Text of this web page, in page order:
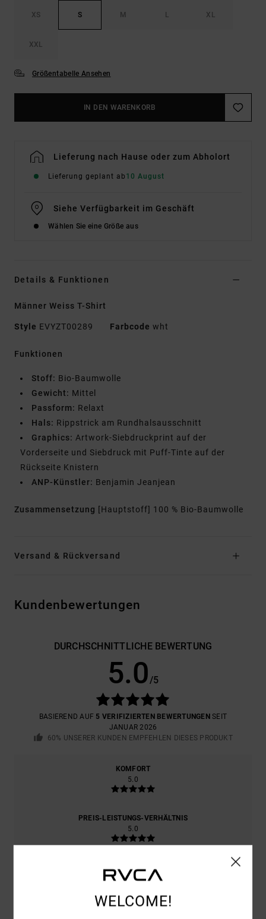
XS S M L XL
XXL
Größentabelle Ansehen
IN DEN WARENKORB
Lieferung nach Hause oder zum Abholort
Lieferung geplant ab 10 August
Siehe Verfügbarkeit im Geschäft
Wählen Sie eine Größe aus
Details & Funktionen
Männer Weiss T-Shirt
Style EVYZT00289 Farbcode wht
Funktionen
Stoff: Bio-Baumwolle
Gewicht: Mittel
Passform: Relaxt
Hals: Rippstrick am Rundhalsausschnitt
Graphics: Artwork-Siebdruckprint auf der
Vorderseite und Siebdruck mit Puff-Tinte auf der
Rückseite Knistern
ANP-Künstler: Benjamin Jeanjean
Zusammensetzung [Hauptstoff] 100 % Bio-Baumwolle
Versand & Rückversand
Kundenbewertungen
DURCHSCHNITTLICHE BEWERTUNG
5.0/5
BASIEREND AUF 5 VERIFIZIERTEN BEWERTUNGEN SEIT
JANUAR 2026
60% UNSERER KUNDEN EMPFEHLEN DIESES PRODUKT
KOMFORT
5.0
PREIS-LEISTUNGS-VERHÄLTNIS
5.0
WELCOME!